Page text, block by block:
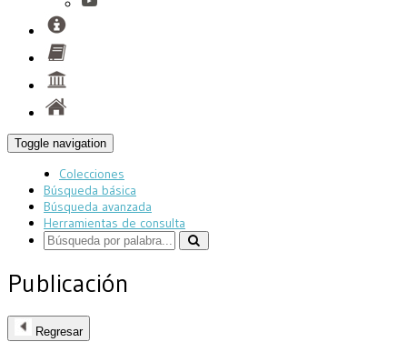
Toggle navigation
Colecciones
Búsqueda básica
Búsqueda avanzada
Herramientas de consulta
Publicación
Regresar